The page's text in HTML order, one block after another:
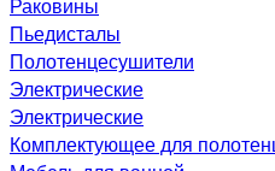
Пьедисталы
Полотенцесушители
Электрические
Электрические
Комплектующее для